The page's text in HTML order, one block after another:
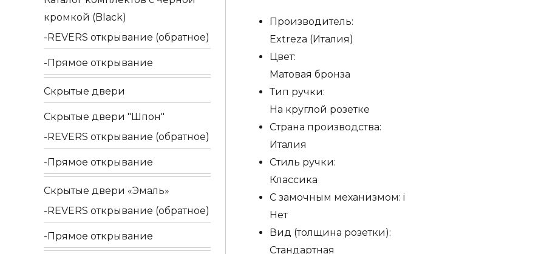
кромкой (Black)
REVERS открывание (обратное)
Прямое открывание
Скрытые двери
Скрытые двери "Шпон"
REVERS открывание (обратное)
Прямое открывание
Скрытые двери «Эмаль»
REVERS открывание (обратное)
Прямое открывание
Производитель:
Extreza (Италия)
Цвет:
Матовая бронза
Тип ручки:
На круглой розетке
Страна производства:
Италия
Стиль ручки:
Классика
С замочным механизмом: i
Нет
Вид (толщина розетки):
Стандартная